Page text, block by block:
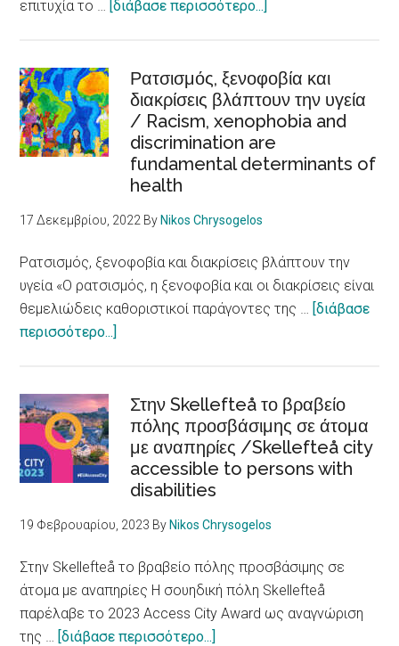
επιτυχία το … [διάβασε περισσότερο...]
Φωνές
Νέων
για
θετικές
αφηγήσεις
Ρατσισμός, ξενοφοβία και
διακρίσεις βλάπτουν την υγεία
/ Racism, xenophobia and
discrimination are
fundamental determinants of
health
17 Δεκεμβρίου, 2022 By Nikos Chrysogelos
Ρατσισμός, ξενοφοβία και διακρίσεις βλάπτουν την
υγεία «Ο ρατσισμός, η ξενοφοβία και οι διακρίσεις είναι
θεμελιώδεις καθοριστικοί παράγοντες της … [διάβασε
περισσότερο...]
και
διακρίσεις
βλάπτουν
την
υγεία
xenophobia
and
discrimination
are
Στην Skellefteå το βραβείο
πόλης προσβάσιμης σε άτομα
με αναπηρίες /Skellefteå city
accessible to persons with
disabilities
19 Φεβρουαρίου, 2023 By Nikos Chrysogelos
Στην Skellefteå το βραβείο πόλης προσβάσιμης σε
άτομα με αναπηρίες Η σουηδική πόλη Skellefteå
παρέλαβε το 2023 Access City Award ως αναγνώριση
της … [διάβασε περισσότερο...]